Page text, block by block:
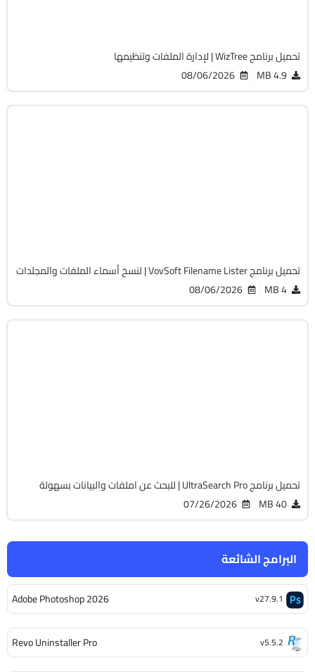
البرامج الشائعة
Adobe Photoshop 2026 v27.9.1
Revo Uninstaller Pro v5.5.2
تحميل برنامج WizTree | لإدارة الملفات وتنظيمها
4.9 MB
08/06/2026
تحميل برنامج VovSoft Filename Lister | لنسخ أسماء الملفات والمجلدات
4 MB
08/06/2026
تحميل برنامج UltraSearch Pro | للبحث عن املفات والبيانات بسهولة
40 MB
07/26/2026